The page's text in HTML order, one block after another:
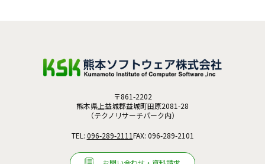
〒861-2202
熊本県上益城郡益城町田原2081-28
（テクノリサーチパーク内）
TEL: 096-289-2111FAX: 096-289-2101